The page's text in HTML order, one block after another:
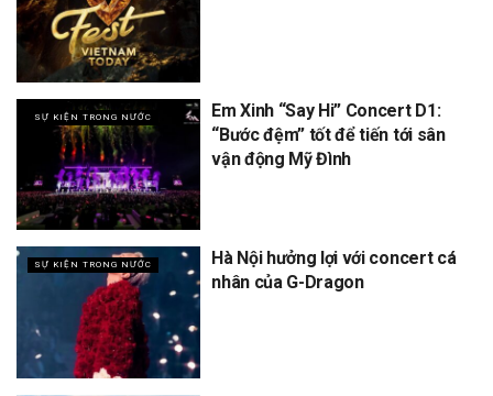
SỰ KIỆN TRONG NƯỚC
Em Xinh “Say Hi” Concert D1:
“Bước đệm” tốt để tiến tới sân
vận động Mỹ Đình
SỰ KIỆN TRONG NƯỚC
Hà Nội hưởng lợi với concert cá
nhân của G-Dragon